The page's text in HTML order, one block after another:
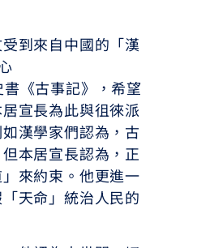
到來自中國的「漢
《古事記》，希望
宣長為此與徂徠派
漢學家們認為，古
本居宣長認為，正
來約束。他更進一
天命」統治人民的